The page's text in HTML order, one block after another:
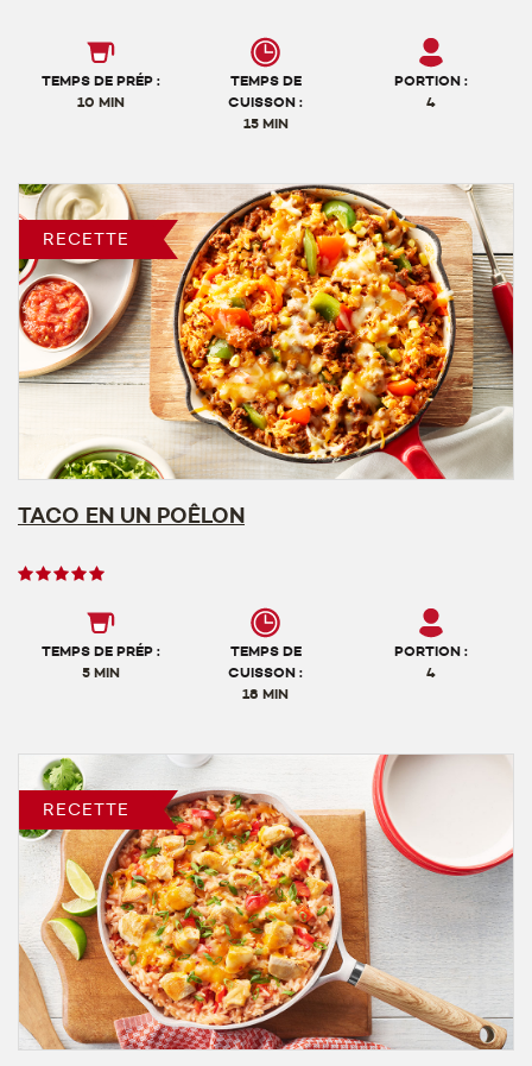
TEMPS DE PRÉP :
10 MIN
TEMPS DE
CUISSON :
15 MIN
PORTION :
4
RECETTE
TACO EN UN POÊLON
Note
utilisateurs,
TEMPS DE PRÉP :
5 MIN
TEMPS DE
CUISSON :
18 MIN
PORTION :
4
RECETTE